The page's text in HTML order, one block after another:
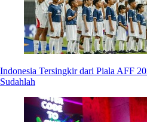
Indonesia Tersingkir dari Piala AFF
Sudahlah